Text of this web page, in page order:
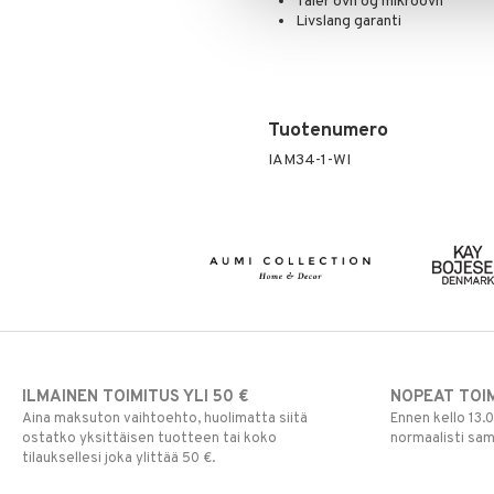
Livslang garanti
Tuotenumero
IAM34-1-WI
ILMAINEN TOIMITUS YLI 50 €
Aina maksuton vaihtoehto, huolimatta siitä
ostatko yksittäisen tuotteen tai koko
tilauksellesi joka ylittää 50 €.
NOPEAT
Ennen kello
normaalisti